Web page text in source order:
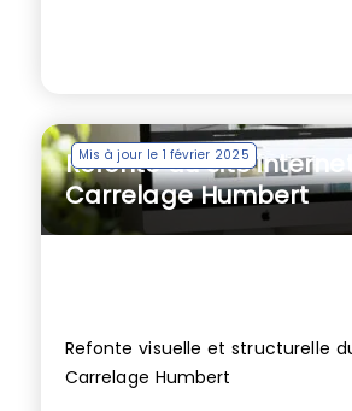
Mis à jour le 1 février 2025
Refonte du site
Carrelage Humbert
Refonte visuelle et structurelle
Carrelage Humbert